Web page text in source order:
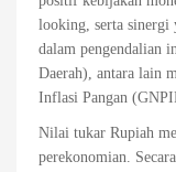
looking, serta sinergi
dalam pengendalian
Daerah), antara lain
Inflasi Pangan
Nilai tukar Rupiah
perekonomian.